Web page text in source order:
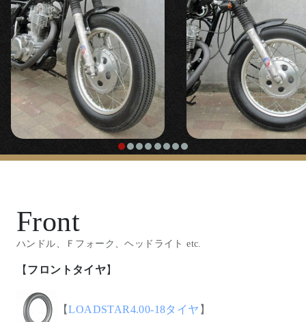
Front
ハンドル、Ｆフォーク、ヘッドライト etc.
【 フロントタイヤ】
【LOADSTAR4.00-18タイヤ 】